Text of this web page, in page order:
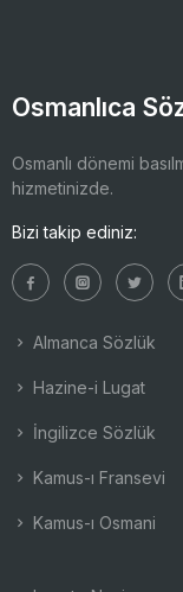
Osmanlıca
Osmanlı dönemi
hizmetinizde.
Bizi takip ediniz:
Almanca Sözlük
Hazine-i Lugat
İngilizce Sözlük
Kamus-ı Fransevi
Kamus-ı Osmani